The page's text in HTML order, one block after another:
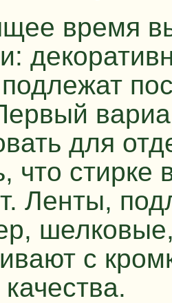
время
для
что
Ленты,
с